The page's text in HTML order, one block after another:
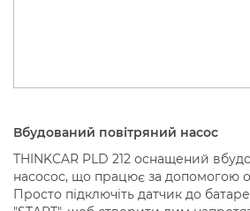
Вбудований повітряний насос
THINKCAR PLD 212 оснащений
насосос, що працює за допомогою
Просто підключіть датчик до